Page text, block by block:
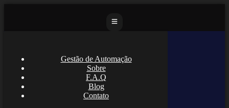
Gestão de Automação
Sobre
F.A.Q
Blog
Contato